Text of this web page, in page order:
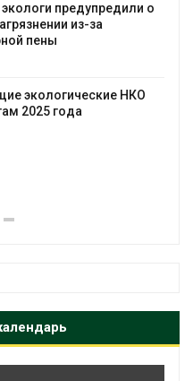
предупредили о
из-за
пены
экологические НКО
2025 года